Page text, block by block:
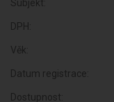
Subjekt:
DPH:
Věk:
Datum registrace:
Dostupnost: